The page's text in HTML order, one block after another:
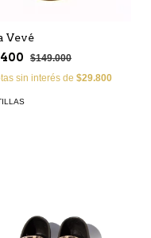
Vevé
$149.000
sin interés de $29.800